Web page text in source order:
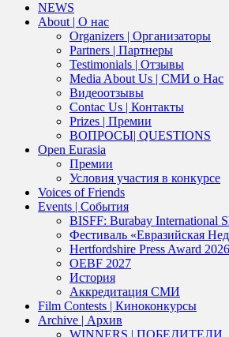
NEWS
About | О нас
Organizers | Организаторы
Partners | Партнеры
Testimonials | Отзывы
Media About Us | СМИ о Нас
Видеоотзывы
Contac Us | Контакты
Prizes | Премии
ВОПРОСЫ| QUESTIONS
Open Eurasia
Премии
Условия участия в конкурсе
Voices of Friends
Events | События
BISFF: Burabay International
Фестиваль «Евразийская
Hertfordshire Press Award 2026
OEBF 2027
История
Аккредитация СМИ
Film Contests | Киноконкурсы
Archive | Архив
WINNERS | ПОБЕДИТЕЛИ